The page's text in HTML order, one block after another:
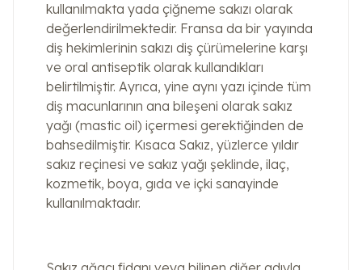
kullanılmakta yada çiğneme sakızı olarak
değerlendirilmektedir. Fransa da bir yayında
diş hekimlerinin sakızı diş çürümelerine karşı
ve oral antiseptik olarak kullandıkları
belirtilmiştir. Ayrıca, yine aynı yazı içinde tüm
diş macunlarının ana bileşeni olarak sakız
yağı (mastic oil) içermesi gerektiğinden de
bahsedilmiştir. Kısaca Sakız, yüzlerce yıldır
sakız reçinesi ve sakız yağı şeklinde, ilaç,
kozmetik, boya, gıda ve içki sanayinde
kullanılmaktadır.